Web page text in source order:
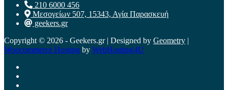
210 6000 456
Μεσογείων 507, 15343, Αγία Παρασκευή
geekers.gr
Copyright © 2026 - Geekers.gr | Designed by Geometry |
Woocommerce Hosting by WebHosting|4U